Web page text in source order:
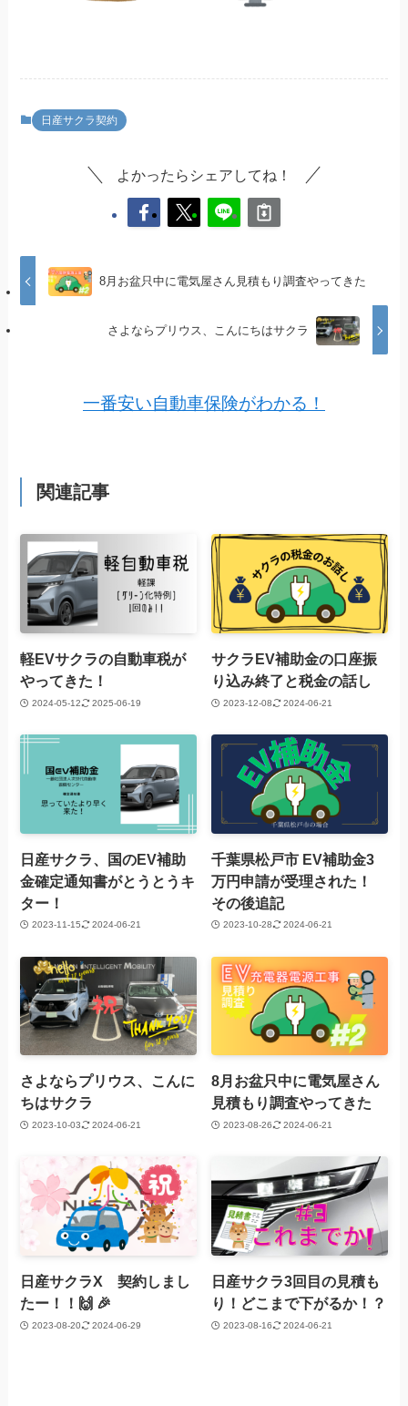
日産サクラ契約
よかったらシェアしてね！
8月お盆只中に電気屋さん見積もり調査やってきた
さよならプリウス、こんにちはサクラ
一番安い自動車保険がわかる！
関連記事
軽EVサクラの自動車税が
やってきた！
2024-05-12 2025-06-19
サクラEV補助金の口座振
り込み終了と税金の話し
2023-12-08 2024-06-21
日産サクラ、国のEV補助
金確定通知書がとうとうキ
ター！
2023-11-15 2024-06-21
千葉県松戸市 EV補助金3
万円申請が受理された！
その後追記
2023-10-28 2024-06-21
さよならプリウス、こんに
ちはサクラ
2023-10-03 2024-06-21
8月お盆只中に電気屋さん
見積もり調査やってきた
2023-08-26 2024-06-21
日産サクラX 契約しまし
たー！！🙌 🎉
2023-08-20 2024-06-29
日産サクラ3回目の見積も
り！どこまで下がるか！？
2023-08-16 2024-06-21